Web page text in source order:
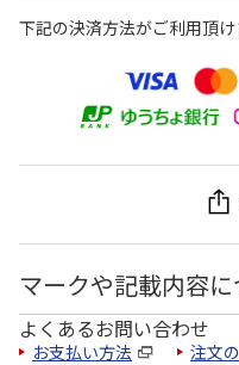
下記の決済方法がご利用頂け
マークや記載内容に
よくあるお問い合わせ
お支払い方法 注文